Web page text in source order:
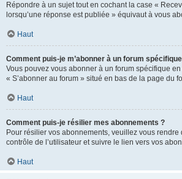
Répondre à un sujet tout en cochant la case «
lorsqu’une réponse est publiée » équivaut à vous
Haut
Comment puis-je m’abonner à un forum
Vous pouvez vous abonner à un forum spécifique
« S’abonner au forum » situé en bas de la page du
Haut
Comment puis-je résilier mes abonnements ?
Pour résilier vos abonnements, veuillez vous rendre
contrôle de l’utilisateur et suivre le lien vers vos
Haut